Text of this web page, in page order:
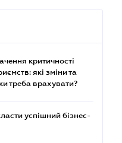
критичності
які зміни та
треба врахувати?
успішний бізнес-